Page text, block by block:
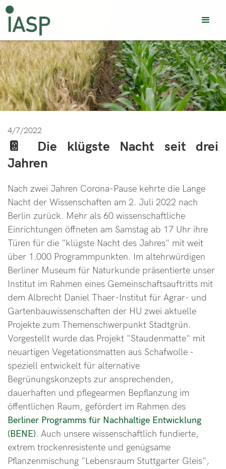
4/7/2022
📔 Die klügste Nacht seit drei
Jahren
Nach zwei Jahren Corona-Pause kehrte die Lange
Nacht der Wissenschaften am 2. Juli 2022 nach
Berlin zurück. Mehr als 60 wissenschaftliche
Einrichtungen öffneten am Samstag ab 17 Uhr ihre
Türen für die "klügste Nacht des Jahres" mit weit
über 1.000 Programmpunkten. Im altehrwürdigen
Berliner Museum für Naturkunde präsentierte unser
Institut im Rahmen eines Gemeinschaftsauftritts mit
dem Albrecht Daniel Thaer-Institut für Agrar- und
Gartenbauwissenschaften der HU zwei aktuelle
Projekte zum Themenschwerpunkt Stadtgrün.
Vorgestellt wurde das Projekt "Staudenmatte" mit
neuartigen Vegetationsmatten aus Schafwolle -
speziell entwickelt für alternative
Begrünungskonzepts zur ansprechenden,
dauerhaften und pflegearmen Bepflanzung im
öffentlichen Raum, gefördert im Rahmen des
Berliner Programms für Nachhaltige Entwicklung
(BENE). Auch unsere wissenschaftlich fundierte,
extrem trockenresistente und genügsame
Pflanzenmischung "Lebensraum Stuttgarter Gleis",